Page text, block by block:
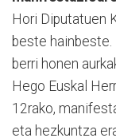
Hori Diputatuen
beste
berri honen
Hego Euskal
12rako,
eta hezkuntza